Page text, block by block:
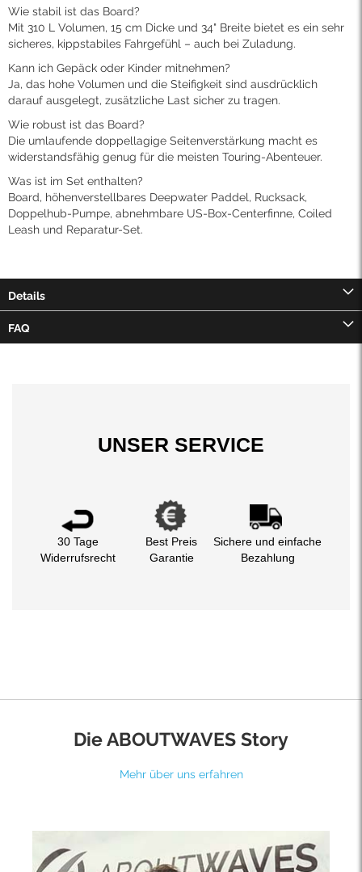
Wie stabil ist das Board?
Mit 310 L Volumen, 15 cm Dicke und 34" Breite bietet es ein sehr
sicheres, kippstabiles Fahrgefühl – auch bei Zuladung.
Kann ich Gepäck oder Kinder mitnehmen?
Ja, das hohe Volumen und die Steifigkeit sind ausdrücklich
darauf ausgelegt, zusätzliche Last sicher zu tragen.
Wie robust ist das Board?
Die umlaufende doppellagige Seitenverstärkung macht es
widerstandsfähig genug für die meisten Touring-Abenteuer.
Was ist im Set enthalten?
Board, höhenverstellbares Deepwater Paddel, Rucksack,
Doppelhub-Pumpe, abnehmbare US-Box-Centerfinne, Coiled
Leash und Reparatur-Set.
Details
FAQ
UNSER SERVICE
30 Tage
Widerrufsrecht
Best Preis
Garantie
Sichere und einfache
Bezahlung
Die ABOUTWAVES Story
Mehr über uns erfahren